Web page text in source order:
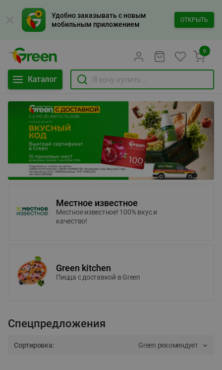
Удобно заказывать с новым
мобильным приложением
ОТКРЫТЬ
Каталог
0
Местное известное
Местное известное! 100% вкус и
качество!
Green kitchen
Пицца c доставкой в Green
Спецпредложения
Сортировка: Green рекомендует